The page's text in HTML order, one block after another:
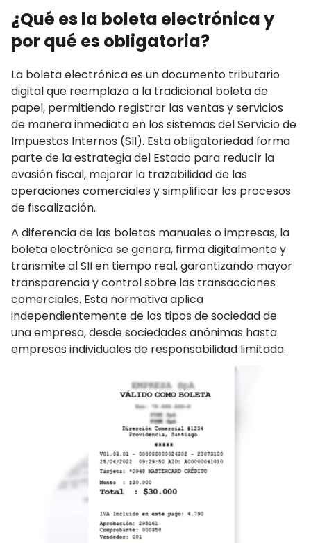
¿Qué es la boleta electrónica y
por qué es obligatoria?
La boleta electrónica es un documento tributario
digital que reemplaza a la tradicional boleta de
papel, permitiendo registrar las ventas y servicios
de manera inmediata en los sistemas del Servicio de
Impuestos Internos (SII). Esta obligatoriedad forma
parte de la estrategia del Estado para reducir la
evasión fiscal, mejorar la trazabilidad de las
operaciones comerciales y simplificar los procesos
de fiscalización.
A diferencia de las boletas manuales o impresas, la
boleta electrónica se genera, firma digitalmente y
transmite al SII en tiempo real, garantizando mayor
transparencia y control sobre las transacciones
comerciales. Esta normativa aplica
independientemente de los tipos de sociedad de
una empresa, desde sociedades anónimas hasta
empresas individuales de responsabilidad limitada.